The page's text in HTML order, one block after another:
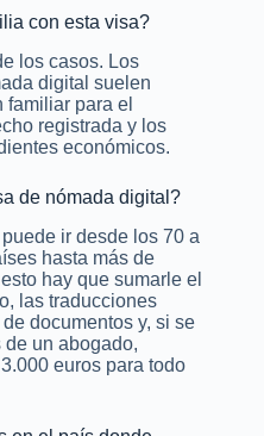
con esta visa?
los casos. Los
digital suelen
familiar para el
registrada y los
económicos.
de nómada digital?
ir desde los 70 a
hasta más de
hay que sumarle el
las traducciones
documentos y, si se
un abogado,
euros para todo